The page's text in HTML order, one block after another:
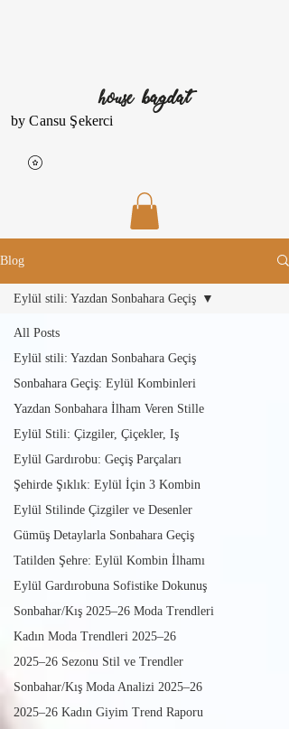
house bagdat
by Cansu Şekerci
Blog
All Posts
Eylül stili: Yazdan Sonbahara Geçiş
Sonbahara Geçiş: Eylül Kombinleri
Yazdan Sonbahara İlham Veren Stille
Eylül Stili: Çizgiler, Çiçekler, Iş
Eylül Gardırobu: Geçiş Parçaları
Şehirde Şıklık: Eylül İçin 3 Kombin
Eylül Stilinde Çizgiler ve Desenler
Gümüş Detaylarla Sonbahara Geçiş
Tatilden Şehre: Eylül Kombin İlhamı
Eylül Gardırobuna Sofistike Dokunuş
Sonbahar/Kış 2025–26 Moda Trendleri
Kadın Moda Trendleri 2025–26
2025–26 Sezonu Stil ve Trendler
Sonbahar/Kış Moda Analizi 2025–26
2025–26 Kadın Giyim Trend Raporu
Eylül stili: Yazdan Sonbahara Geçiş